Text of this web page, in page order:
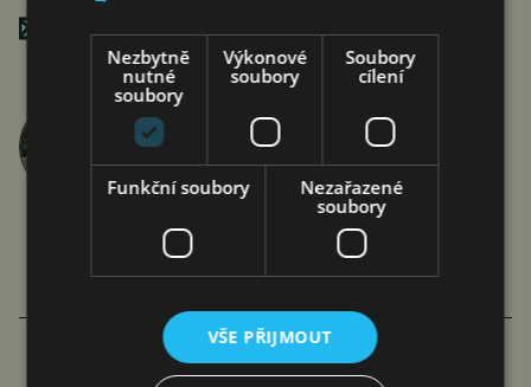
Jan Ferenc
články autora >
DALŠÍ ČLÁNKY AUTORA
Nezbytně
nutné
soubory
Výkonové
soubory
Soubory
cílení
Funkční soubory
Nezařazené
soubory
VŠE PŘIJMOUT